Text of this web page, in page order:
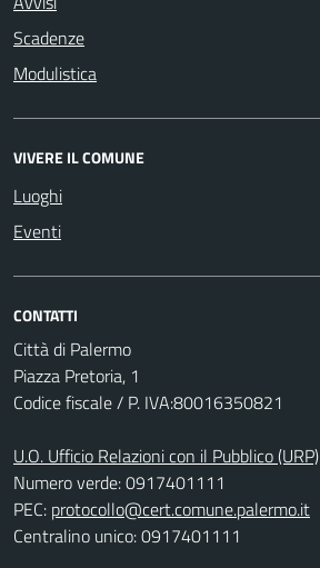
Scadenze
Modulistica
VIVERE IL COMUNE
Luoghi
Eventi
CONTATTI
Città di Palermo
Piazza Pretoria, 1
Codice fiscale / P. IVA:80016350821
U.O. Ufficio Relazioni con il Pubblico (URP)
Numero verde: 0917401111
PEC: protocollo@cert.comune.palermo.it
Centralino unico: 0917401111